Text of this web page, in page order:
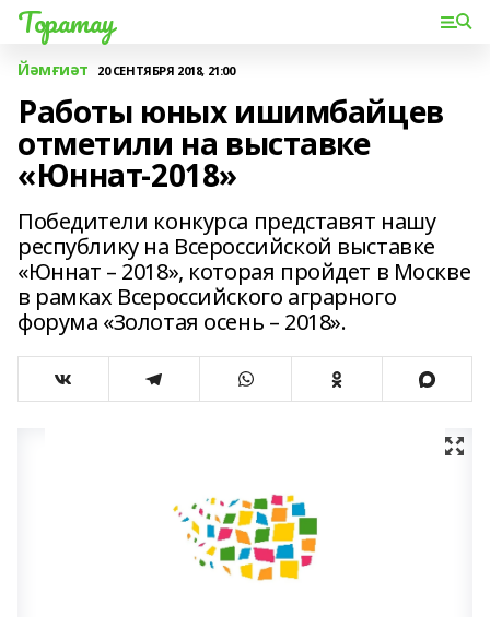
Торатау
Йәмғиәт 20 СЕНТЯБРЯ 2018, 21:00
Работы юных ишимбайцев
отметили на выставке
«Юннат-2018»
Победители конкурса представят нашу
республику на Всероссийской выставке
«Юннат – 2018», которая пройдет в Москве
в рамках Всероссийского аграрного
форума «Золотая осень – 2018».